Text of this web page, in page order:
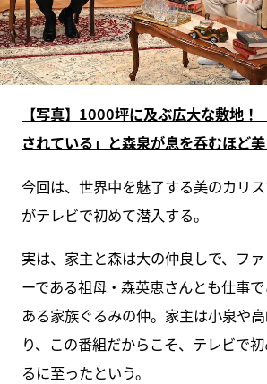
【写真】1000坪に及ぶ広大な敷地！
されている」と森泉が息を呑むほど
今回は、世界中を魅了する美のカリ
がテレビで初めて潜入する。
実は、家主と森は大の仲良しで、フ
ーである祖母・森英恵さんとも仕事
ある家族ぐるみの仲。家主は小泉や
り、この番組だからこそ、テレビで
るに至ったという。